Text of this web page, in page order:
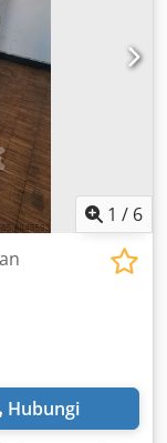
1 / 6
Hubungi